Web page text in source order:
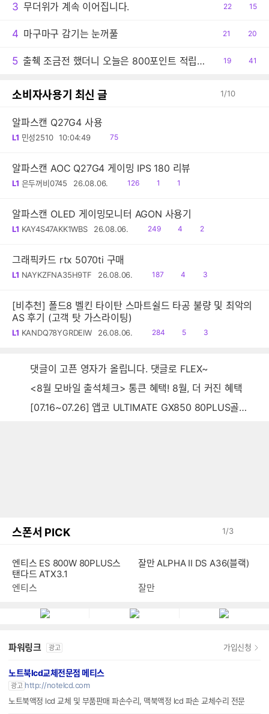
3 무더위가 계속 이어집니다.
공
22
댓
15
4 마구마구 감기는 눈꺼풀
공
21
댓
20
5 출췍 조금전 했더니 오늘은 800포인트 적립이네요.
공
19
댓
41
소비자사용기 최신 글 1/10
알파스캔 Q27G4 사용
L1 민성2510 10:04:49
읽
75
알파스캔 AOC Q27G4 게이밍 IPS 180 리뷰
L1 은두꺼비0745 26.08.06.
읽
126
공1
댓1
알파스캔 OLED 게이밍모니터 AGON 사용기
L1 KAY4S47AKK1WBS 26.08.06.
읽
249
공
4
댓
2
그래픽카드 rtx 5070ti 구매
L1 NAYKZFNA35H9TF 26.08.06.
읽
187
공
4
댓
3
[비추천] 폴드8 벨킨 타이탄 스마트쉴드 타공 불량 및 최악의
AS 후기 (고객 탓 가스라이팅)
L1 KANDQ78YGRDEIW 26.08.06.
읽
284
공
5
댓
3
댓글이 고픈 영자가 올립니다. 댓글로 FLEX~
<8월 모바일 출석체크> 통큰 혜택! 8월, 더 커진 혜택
[07.16~07.26] 앱코 ULTIMATE GX850 80PLUS골드 풀모듈러 ATX3.0 블랙
스폰서 PICK 1/3
엔티스 ES 800W 80PLUS스
탠다드 ATX3.1
엔티스
잘만 ALPHA II DS A36(블랙)
잘만
파워링크 광고 가입신청
노트북lcd교체전문점 메티스
광고 http://notelcd.com
노트북액정 lcd 교체 및 부품판매 파손수리, 맥북액정 lcd 파손 교체수리 전문